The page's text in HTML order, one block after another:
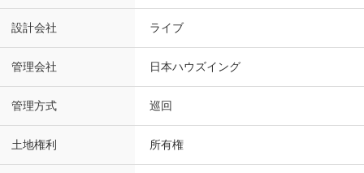
設計会社 ライブ
管理会社 日本ハウズイング
管理方式 巡回
土地権利 所有権